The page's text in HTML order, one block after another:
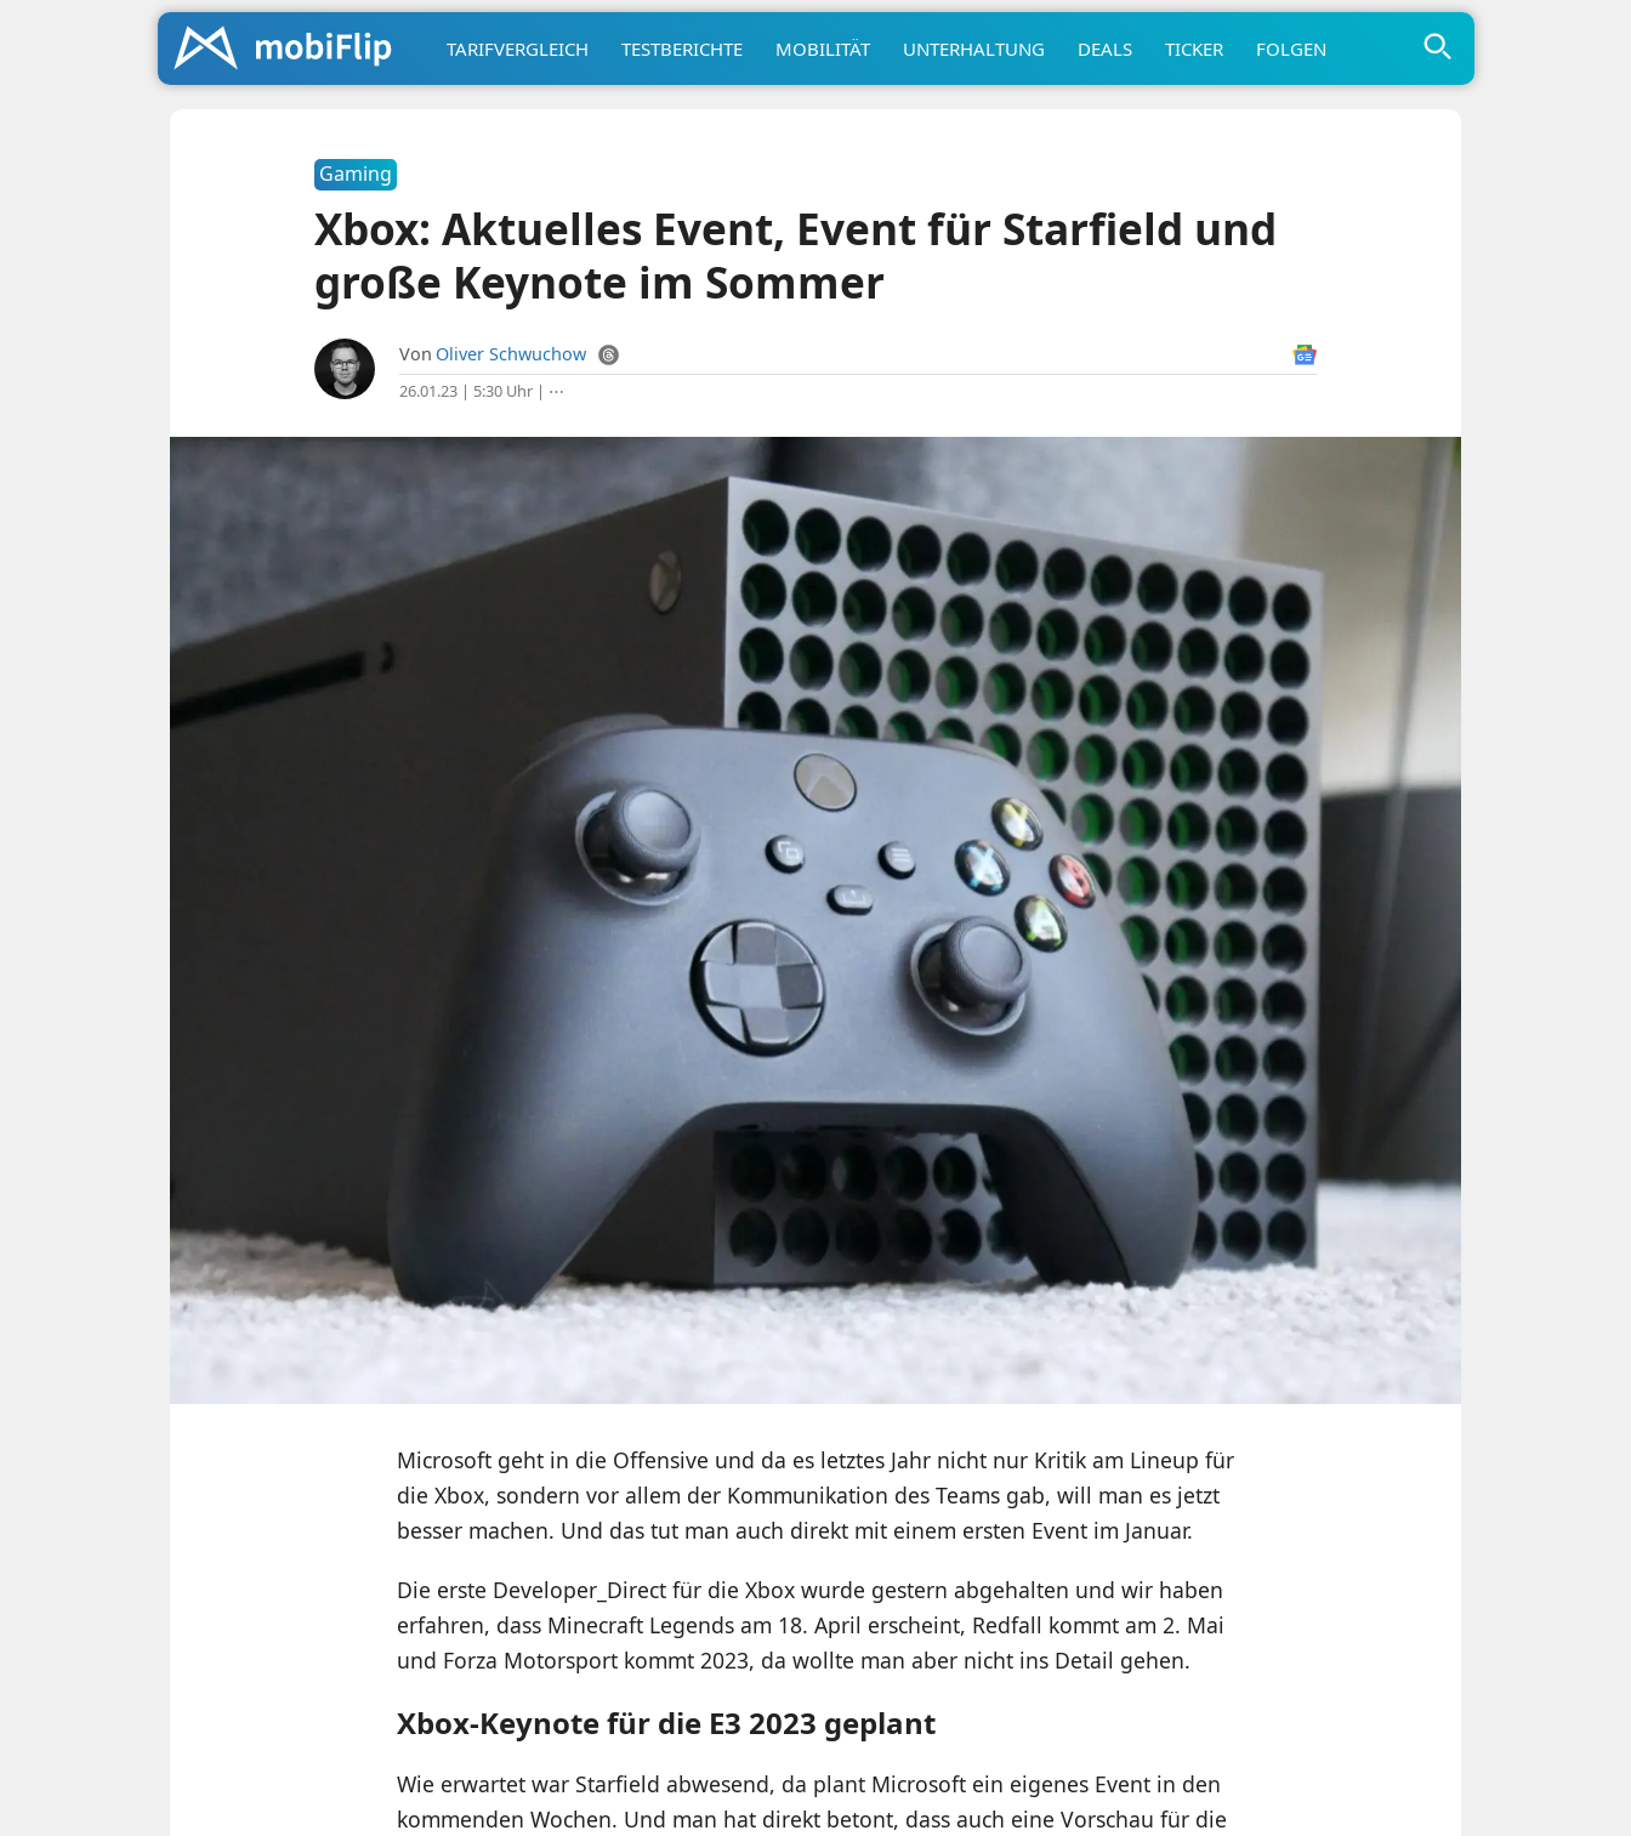
TARIFVERGLEICH TESTBERICHTE MOBILITÄT UNTERHALTUNG DEALS TICKER FOLGEN
Gaming
Xbox: Aktuelles Event, Event für Starfield und
große Keynote im Sommer
Von Oliver Schwuchow
26.01.23 | 5:30 Uhr| ⋯
Microsoft geht in die Offensive und da es letztes Jahr nicht nur Kritik am Lineup für
die Xbox, sondern vor allem der Kommunikation des Teams gab, will man es jetzt
besser machen. Und das tut man auch direkt mit einem ersten Event im Januar.
Die erste Developer_Direct für die Xbox wurde gestern abgehalten und wir haben
erfahren, dass Minecraft Legends am 18. April erscheint, Redfall kommt am 2. Mai
und Forza Motorsport kommt 2023, da wollte man aber nicht ins Detail gehen.
Xbox-Keynote für die E3 2023 geplant
Wie erwartet war Starfield abwesend, da plant Microsoft ein eigenes Event in den
kommenden Wochen. Und man hat direkt betont, dass auch eine Vorschau für die